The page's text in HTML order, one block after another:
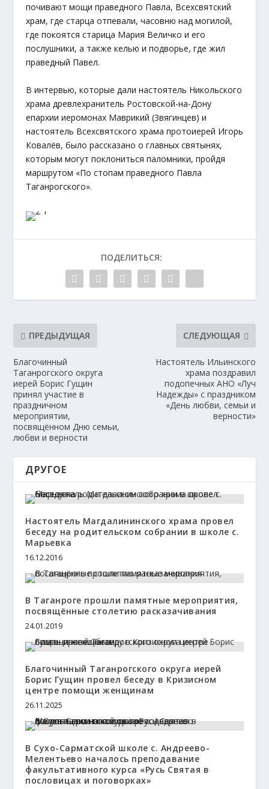
почивают мощи праведного Павла, Всехсвятский
храм, где старца отпевали, часовню над могилой,
где покоятся старица Мария Величко и его
послушники, а также келью и подворье, где жил
праведный Павел.
В интервью, которые дали настоятель Никольского
храма древлехранитель Ростовской-на-Дону
епархии иеромонах Маврикий (Звягинцев) и
настоятель Всехсвятского храма протоиерей Игорь
Ковалёв, было рассказано о главных святынях,
которым могут поклониться паломники, пройдя
маршрутом «По стопам праведного Павла
Таганрогского».
ПОДЕЛИТЬСЯ:
ПРЕДЫДУЩАЯ
Благочинный
Таганрогского округа
иерей Борис Гущин
принял участие в
праздничном
мероприятии,
посвящённом Дню семьи,
любви и верности
СЛЕДУЮЩАЯ
Настоятель Ильинского
храма поздравил
подопечных АНО «Луч
Надежды» с праздником
«День любви, семьи и
верности»
ДРУГОЕ
Настоятель Магдалининского храма провел
беседу на родительском собрании в школе с.
Марьевка
16.12.2016
В Таганроге прошли памятные мероприятия,
посвящённые столетию расказачивания
24.01.2019
Благочинный Таганрогского округа иерей
Борис Гущин провел беседу в Кризисном
центре помощи женщинам
26.11.2025
В Сухо-Сарматской школе с. Андреево-
Мелентьево началось преподавание
факультативного курса «Русь Святая в
пословицах и поговорках»